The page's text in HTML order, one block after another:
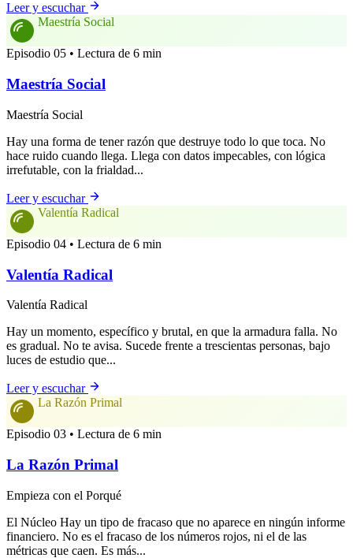
Leer y escuchar
Maestría Social
Episodio 05 • Lectura de 6 min
Maestría Social
Maestría Social
Hay una forma de tener razón que destruye todo lo que toca. No
hace ruido cuando llega. Llega con datos impecables, con lógica
irrefutable, con la frialdad...
Leer y escuchar
Valentía Radical
Episodio 04 • Lectura de 6 min
Valentía Radical
Valentía Radical
Hay un momento, específico y brutal, en que la armadura falla. No
es gradual. No te avisa. Sucede frente a trescientas personas, bajo
luces de estudio que...
Leer y escuchar
La Razón Primal
Episodio 03 • Lectura de 6 min
La Razón Primal
Empieza con el Porqué
El Núcleo Hay un tipo de fracaso que no aparece en ningún informe
financiero. No es el fracaso de los números rojos, ni el de las
métricas que caen. Es más...